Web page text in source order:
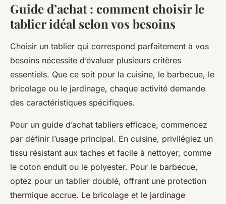
Guide d’achat : comment choisir le
tablier idéal selon vos besoins
Choisir un tablier qui correspond parfaitement à vos
besoins nécessite d’évaluer plusieurs critères
essentiels. Que ce soit pour la cuisine, le barbecue, le
bricolage ou le jardinage, chaque activité demande
des caractéristiques spécifiques.
Pour un guide d’achat tabliers efficace, commencez
par définir l’usage principal. En cuisine, privilégiez un
tissu résistant aux taches et facile à nettoyer, comme
le coton enduit ou le polyester. Pour le barbecue,
optez pour un tablier doublé, offrant une protection
thermique accrue. Le bricolage et le jardinage